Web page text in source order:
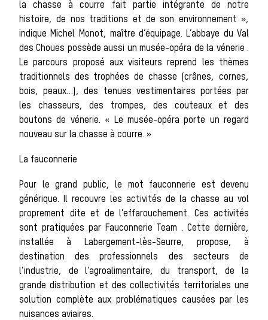
chasse
Les veneurs
La vènerie contemporaine
Chasser les
idées reçues
Bien-être
animal
la chasse à courre fait partie intégrante de notre
histoire, de nos traditions et de son environnement »,
indique Michel Monot, maître d’équipage. L’abbaye du Val
des Choues possède aussi un musée-opéra de la vénerie .
Le parcours proposé aux visiteurs reprend les thèmes
traditionnels des trophées de chasse (crânes, cornes,
bois, peaux…), des tenues vestimentaires portées par
les chasseurs, des trompes, des couteaux et des
boutons de vénerie. « Le musée-opéra porte un regard
nouveau sur la chasse à courre. »
La fauconnerie
Pour le grand public, le mot fauconnerie est devenu
générique. Il recouvre les activités de la chasse au vol
proprement dite et de l’effarouchement. Ces activités
sont pratiquées par Fauconnerie Team . Cette dernière,
installée à Labergement-lès-Seurre, propose, à
destination des professionnels des secteurs de
l’industrie, de l’agroalimentaire, du transport, de la
grande distribution et des collectivités territoriales une
solution complète aux problématiques causées par les
nuisances aviaires.